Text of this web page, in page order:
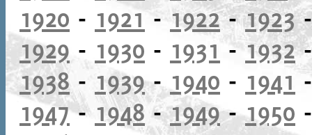
1920 - 1921-1922-1923
1929 - 1930 - 1931 -1932
1938 - 1939- 1940 - 1941
1947- 1948-1949-1950